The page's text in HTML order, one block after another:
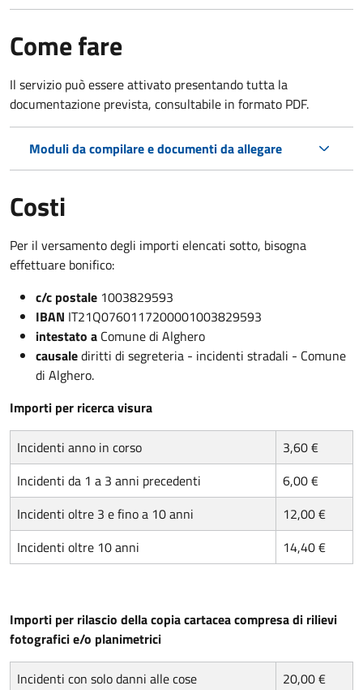
Come fare
Il servizio può essere attivato presentando tutta la
documentazione prevista, consultabile in formato PDF.
Moduli da compilare e documenti da allegare
Costi
Per il versamento degli importi elencati sotto, bisogna
effettuare bonifico:
c/c postale 1003829593
IBAN IT21Q0760117200001003829593
intestato a Comune di Alghero
causalediritti di segreteria - incidenti stradali - Comune
di Alghero.
Importi per ricerca visura
Incidenti anno in corso
3,60 €
Incidenti da 1 a 3 anni precedenti
6,00 €
Incidenti oltre 3 e fino a 10 anni
12,00 €
Incidenti oltre 10 anni
14,40 €
Importi per rilascio della copia cartacea compresa di rilievi
fotografici e/o planimetrici
Incidenti con solo danni alle cose 20,00 €